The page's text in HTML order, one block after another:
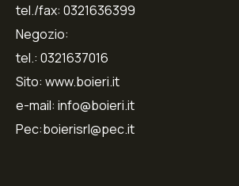
tel./fax: 0321636399
Negozio:
tel.: 0321637016
Sito: www.boieri.it
e-mail: info@boieri.it
Pec:boierisrl@pec.it